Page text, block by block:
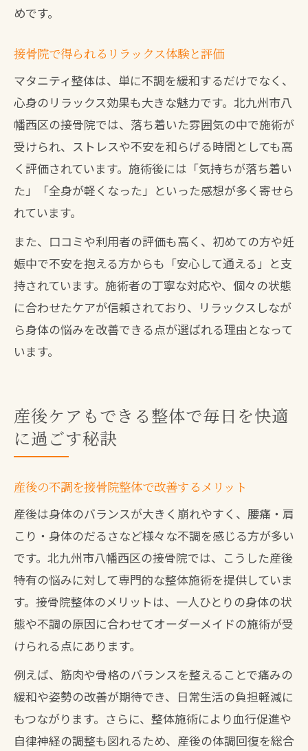
めです。
接骨院で得られるリラックス体験と評価
マタニティ整体は、単に不調を緩和するだけでなく、
心身のリラックス効果も大きな魅力です。北九州市八
幡西区の接骨院では、落ち着いた雰囲気の中で施術が
受けられ、ストレスや不安を和らげる時間としても高
く評価されています。施術後には「気持ちが落ち着い
た」「全身が軽くなった」といった感想が多く寄せら
れています。
また、口コミや利用者の評価も高く、初めての方や妊
娠中で不安を抱える方からも「安心して通える」と支
持されています。施術者の丁寧な対応や、個々の状態
に合わせたケアが信頼されており、リラックスしなが
ら身体の悩みを改善できる点が選ばれる理由となって
います。
産後ケアもできる整体で毎日を快適
に過ごす秘訣
産後の不調を接骨院整体で改善するメリット
産後は身体のバランスが大きく崩れやすく、腰痛・肩
こり・身体のだるさなど様々な不調を感じる方が多い
です。北九州市八幡西区の接骨院では、こうした産後
特有の悩みに対して専門的な整体施術を提供していま
す。接骨院整体のメリットは、一人ひとりの身体の状
態や不調の原因に合わせてオーダーメイドの施術が受
けられる点にあります。
例えば、筋肉や骨格のバランスを整えることで痛みの
緩和や姿勢の改善が期待でき、日常生活の負担軽減に
もつながります。さらに、整体施術により血行促進や
自律神経の調整も図れるため、産後の体調回復を総合